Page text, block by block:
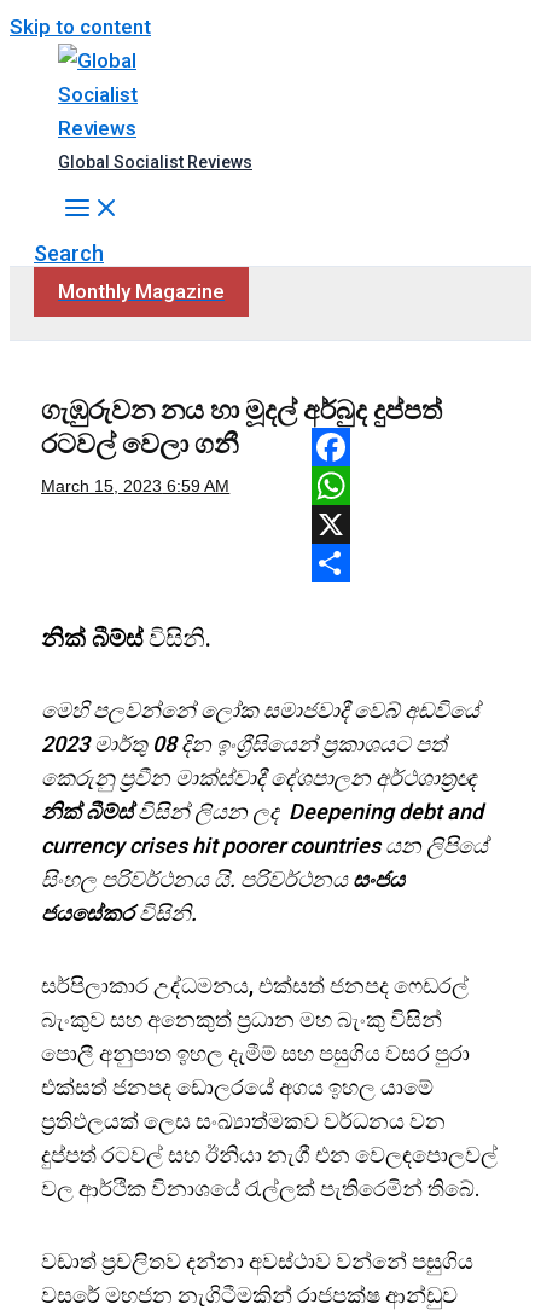
Skip to content
Global Socialist Reviews
Search
Monthly Magazine
ගැඹුරුවන නය හා මූදල් අර්බුද දුප්පත්
රටවල් වෙලා ගනී
March 15, 2023 6:59 AM
Facebook
WhatsApp
X
නික් බීම්ස්විසිනි.
මෙහි පලවන්නේ ලෝක සමාජවාදී වෙබ් අඩවියේ
2023 මාර්තු 08 දින ඉංග්‍රීසියෙන් ප්‍රකාශයට පත්
කෙරුනු ප්‍රවීන මාක්ස්වාදී දේශපාලන අර්ථශාත්‍රඥ
නික් බීම්ස්විසින් ලියන ලද Deepening debt and
currency crises hit poorer countries යන ලිපියේ
සිංහල පරිවර්ථනය යි. පරිවර්ථනයසංජය
ජයසේකරවිසිනි.
සර්පිලාකාර උද්ධමනය, එක්සත් ජනපද ෆෙඩරල්
බැංකුව සහ අනෙකුත් ප්‍රධාන මහ බැංකු විසින්
පොලී අනුපාත ඉහල දැමීම් සහ පසුගිය වසර පුරා
එක්සත් ජනපද ඩොලරයේ අගය ඉහල යාමේ
ප්‍රතිඵලයක් ලෙස සංඛ්‍යාත්මකව වර්ධනය වන
දුප්පත් රටවල් සහ ඊනියා නැගී එන වෙලඳපොලවල්
වල ආර්ථික විනාශයේ රැල්ලක් පැතිරෙමින් තිබේ.
වඩාත් ප්‍රචලිතව දන්නා අවස්ථාව වන්නේ පසුගිය
වසරේ මහජන නැගිටීමකින් රාජපක්ෂ ආන්ඩුව